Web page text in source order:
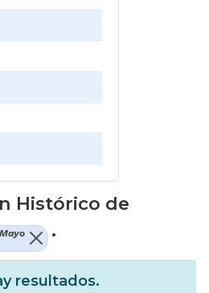
Histórico de
.
resultados.